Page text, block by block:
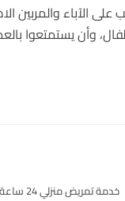
الآباء والمربين
وأن يستمتعوا
خدمة تمريض منزلي 24 ساعة: رعاية مستمرة على مدار اليوم